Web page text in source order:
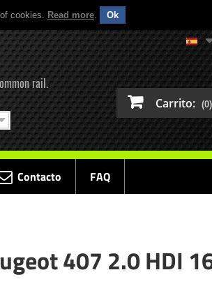
cookies. Read more. Ok
Carrito: (0)
rail.
Contacto FAQ
407 2.0 HDI